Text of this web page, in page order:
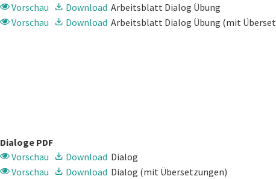
Vorschau
Download Arbeitsblatt Dialog Übung
Vorschau
Download Arbeitsblatt Dialog Übung (mit
Dialoge PDF
Vorschau
Download Dialog
Vorschau
Download Dialog (mit Übersetzungen)